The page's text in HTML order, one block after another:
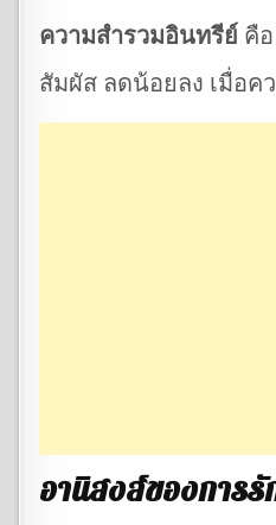
ความสำรวมอินทรีย์ คื
สัมผัส ลดน้อยลง เมื่อค
อานิสงส์ของการ